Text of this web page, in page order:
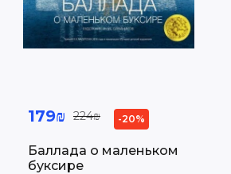
Баллада о маленьком
буксире
179₪ 224₪ -20%